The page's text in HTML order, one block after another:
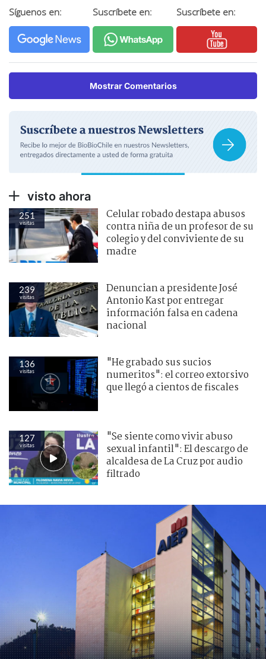
Síguenos en: Suscríbete en: Suscríbete en:
Mostrar Comentarios
visto ahora
251
visitas
Celular robado destapa abusos
contra niña de un profesor de su
colegio y del conviviente de su
madre
239
visitas
Denuncian a presidente José
Antonio Kast por entregar
información falsa en cadena
nacional
136
visitas
"He grabado sus sucios
numeritos": el correo extorsivo
que llegó a cientos de fiscales
127
visitas
"Se siente como vivir abuso
sexual infantil": El descargo de
alcaldesa de La Cruz por audio
filtrado